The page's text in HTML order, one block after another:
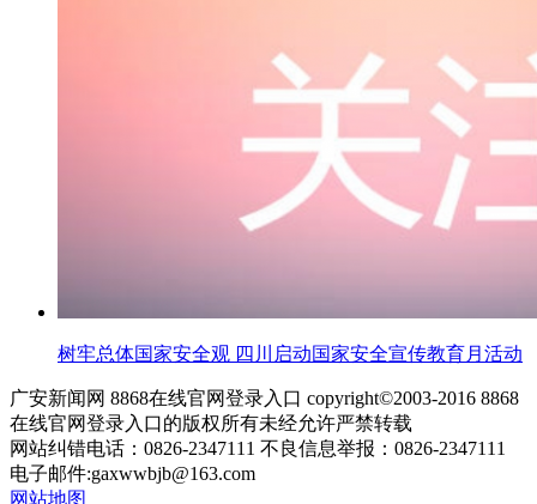
树牢总体国家安全观 四川启动国家安全宣传教育月活动
广安新闻网 8868在线官网登录入口 copyright©2003-2016 8868
在线官网登录入口的版权所有未经允许严禁转载
网站纠错电话：0826-2347111 不良信息举报：0826-2347111
电子邮件:gaxwwbjb@163.com
网站地图